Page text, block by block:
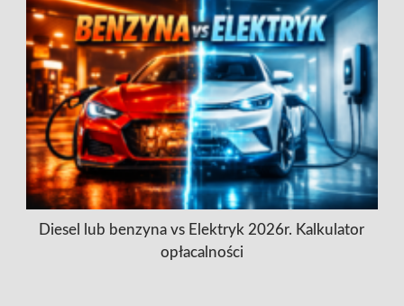
Diesel lub benzyna vs Elektryk 2026r. Kalkulator
opłacalności